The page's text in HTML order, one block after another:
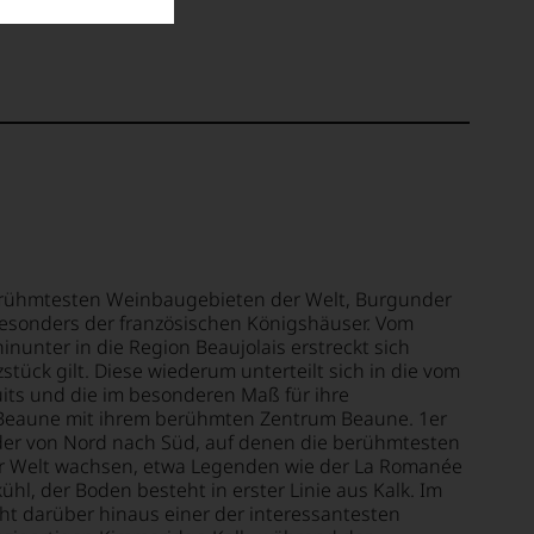
Weinbaugebieten der Welt, Burgunder
der französischen Königshäuser. Vom
in die Region Beaujolais erstreckt sich
gilt. Diese wiederum unterteilt sich in die vom
und die im besonderen Maß für ihre
mit ihrem berühmten Zentrum Beaune. 1er
von Nord nach Süd, auf denen die berühmtesten
wachsen, etwa Legenden wie der La Romanée
der Boden besteht in erster Linie aus Kalk. Im
darüber hinaus einer der interessantesten